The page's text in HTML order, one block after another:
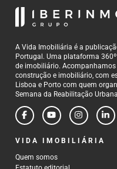
A Vida Imobiliária é a
Portugal. Uma plataforma
de imobiliário.
construção e imobiliário, com
Lisboa e Porto com quem
Semana da Reabilitação
VIDA IMOBILIÁRIA
Quem somos